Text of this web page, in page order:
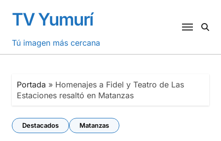
contenido
TV Yumurí
Tú imagen más cercana
Portada » Homenajes a Fidel y Teatro de Las
Estaciones resaltó en Matanzas
Destacados Matanzas